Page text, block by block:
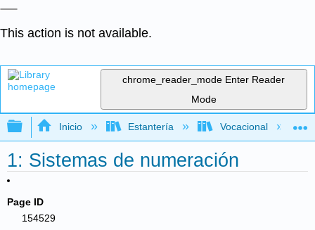
This action is not available.
chrome_reader_mode Enter Reader
Mode
Expandir/contraer jerarquía global
Inicio Estantería Vocacional
1: Sistemas de numeración
Page ID
154529